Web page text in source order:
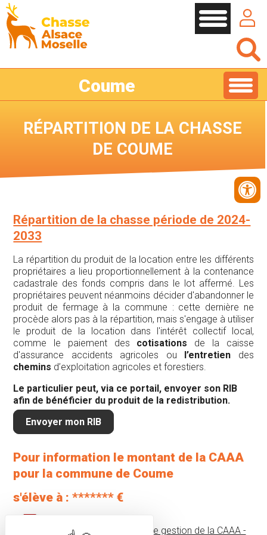
Coume
RÉPARTITION DE LA CHASSE
DE COUME
Répartition de la chasse période de 2024-
2033
La répartition du produit de la location entre les différents
propriétaires a lieu proportionnellement à la contenance
cadastrale des fonds compris dans le lot affermé. Les
propriétaires peuvent néanmoins décider d'abandonner le
produit de fermage à la commune : cette dernière ne
procède alors pas à la répartition, mais s'engage à utiliser
le produit de la location dans l'intérêt collectif local,
comme le paiement des cotisations de la caisse
d'assurance accidents agricoles ou
l’entretien des
chemins d’exploitation agricoles et forestiers.
Le particulier peut, via ce portail, envoyer son RIB
afin de bénéficier du produit de la redistribution.
Envoyer mon RIB
Pour information le montant de la CAAA
pour la commune de Coume
s'élève à : ******* €
Pour consulter le rapport de gestion de la CAAA -
Cookies management panel